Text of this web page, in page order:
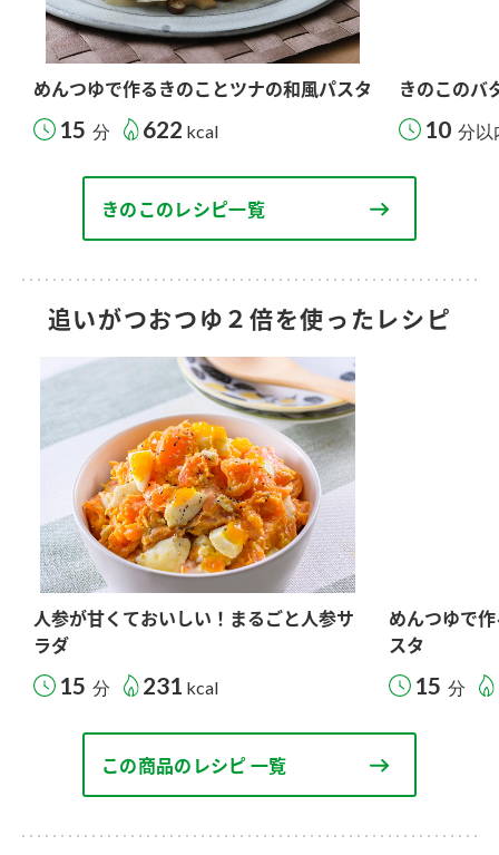
めんつゆで作るきのことツナの和風パスタ
15 分 622 kcal
きのこのバ
10 分以
きのこのレシピ一覧
追いがつおつゆ２倍を使ったレシピ
人参が甘くておいしい！まるごと人参サ
ラダ
15 分 231 kcal
めんつゆで
スタ
15 分
この商品のレシピ 一覧